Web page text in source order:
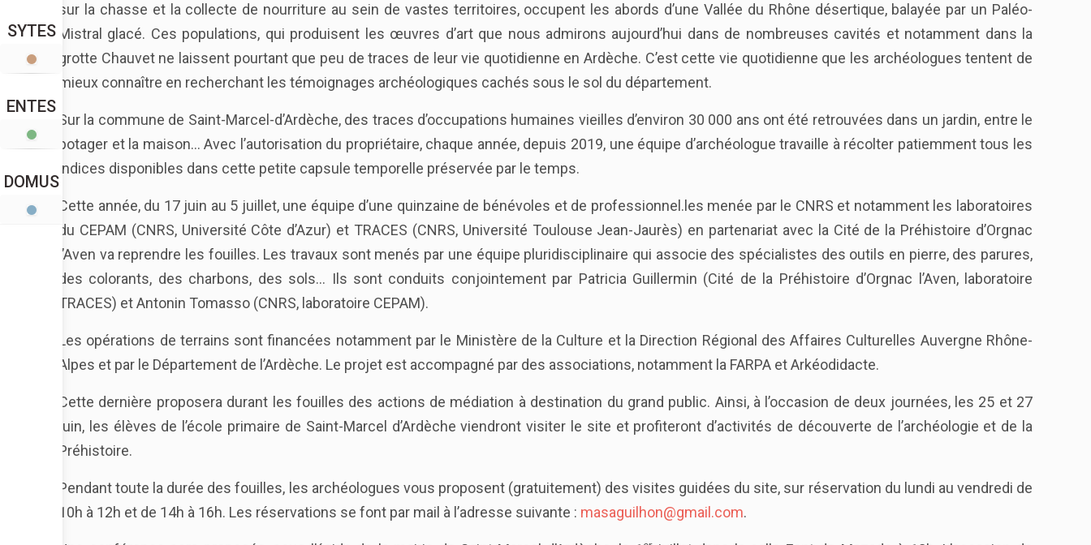
SYTES
ENTES
DOMUS
sur la chasse et la collecte de nourriture au sein de vastes territoires, occupent les abords d’une Vallée du Rhône désertique, balayée par un Paléo-
Mistral glacé. Ces populations, qui produisent les œuvres d’art que nous admirons aujourd’hui dans de nombreuses cavités et notamment dans la
grotte Chauvet ne laissent pourtant que peu de traces de leur vie quotidienne en Ardèche. C’est cette vie quotidienne que les archéologues tentent de
mieux connaître en recherchant les témoignages archéologiques cachés sous le sol du département.
Sur la commune de Saint-Marcel-d’Ardèche, des traces d’occupations humaines vieilles d’environ 30 000 ans ont été retrouvées dans un jardin, entre le
potager et la maison… Avec l’autorisation du propriétaire, chaque année, depuis 2019, une équipe d’archéologue travaille à récolter patiemment tous les
indices disponibles dans cette petite capsule temporelle préservée par le temps.
Cette année, du 17 juin au 5 juillet, une équipe d’une quinzaine de bénévoles et de professionnel.les menée par le CNRS et notamment les laboratoires
du CEPAM (CNRS, Université Côte d’Azur) et TRACES (CNRS, Université Toulouse Jean-Jaurès) en partenariat avec la Cité de la Préhistoire d’Orgnac
l’Aven va reprendre les fouilles. Les travaux sont menés par une équipe pluridisciplinaire qui associe des spécialistes des outils en pierre, des parures,
des colorants, des charbons, des sols… Ils sont conduits conjointement par Patricia Guillermin (Cité de la Préhistoire d’Orgnac l’Aven, laboratoire
TRACES) et Antonin Tomasso (CNRS, laboratoire CEPAM).
Les opérations de terrains sont financées notamment par le Ministère de la Culture et la Direction Régional des Affaires Culturelles Auvergne Rhône-
Alpes et par le Département de l’Ardèche. Le projet est accompagné par des associations, notamment la FARPA et Arkéodidacte.
Cette dernière proposera durant les fouilles des actions de médiation à destination du grand public. Ainsi, à l’occasion de deux journées, les 25 et 27
juin, les élèves de l’école primaire de Saint-Marcel d’Ardèche viendront visiter le site et profiteront d’activités de découverte de l’archéologie et de la
Préhistoire.
Pendant toute la durée des fouilles, les archéologues vous proposent (gratuitement) des visites guidées du site, sur réservation du lundi au vendredi de
10h à 12h et de 14h à 16h. Les réservations se font par mail à l’adresse suivante : masaguilhon@gmail.com.